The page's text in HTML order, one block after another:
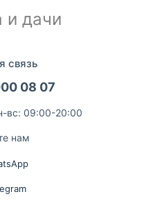
и дачи
связь
08 07
вс: 09:00-20:00
нам